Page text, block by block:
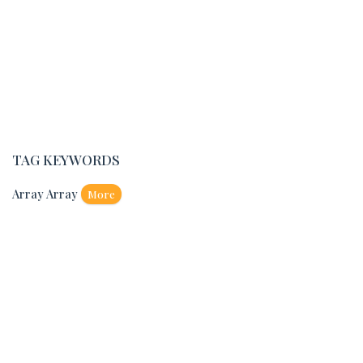
TAG KEYWORDS
Array Array More